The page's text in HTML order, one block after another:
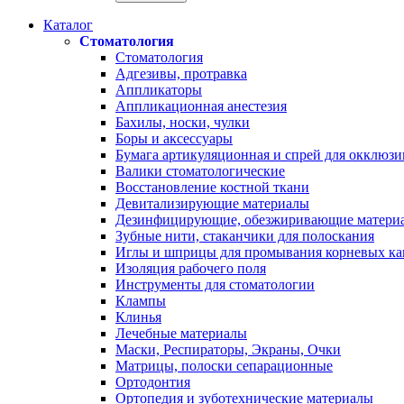
Каталог
Стоматология
Стоматология
Адгезивы, протравка
Аппликаторы
Аппликационная анестезия
Бахилы, носки, чулки
Боры и аксессуары
Бумага артикуляционная и спрей для
Валики стоматологические
Восстановление костной ткани
Девитализирующие материалы
Дезинфицирующие, обезжиривающие
Зубные нити, стаканчики для полоскания
Иглы и шприцы для промывания корневых
Изоляция рабочего поля
Инструменты для стоматологии
Клампы
Клинья
Лечебные материалы
Маски, Респираторы, Экраны, Очки
Матрицы, полоски сепарационные
Ортодонтия
Ортопедия и зуботехнические материалы